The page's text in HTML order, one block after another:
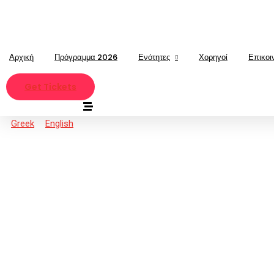
Αρχική Πρόγραμμα 2026 Ενότητες Χορηγοί
Get Tickets
Greek English